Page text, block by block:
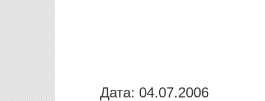
Дата: 04.07.2006